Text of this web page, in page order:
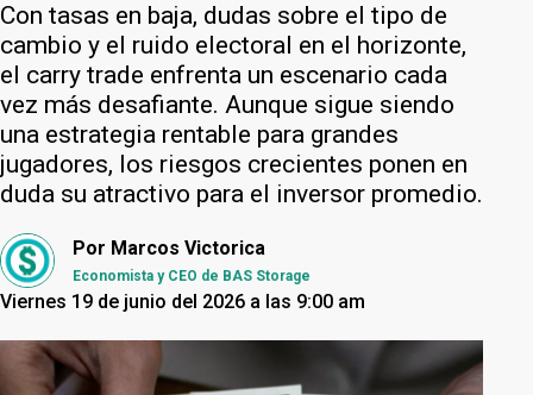
Con tasas en baja, dudas sobre el tipo de
cambio y el ruido electoral en el horizonte,
el carry trade enfrenta un escenario cada
vez más desafiante. Aunque sigue siendo
una estrategia rentable para grandes
jugadores, los riesgos crecientes ponen en
duda su atractivo para el inversor promedio.
Por Marcos Victorica
Economista y CEO de BAS Storage
Viernes 19 de junio del 2026 a las 9:00 am